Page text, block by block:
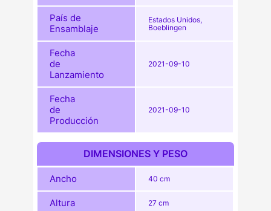
País de
Ensamblaje
Estados Unidos,
Boeblingen
Fecha
de
Lanzamiento
2021-09-10
Fecha
de
Producción
2021-09-10
DIMENSIONES Y PESO
Ancho 40 cm
Altura 27 cm